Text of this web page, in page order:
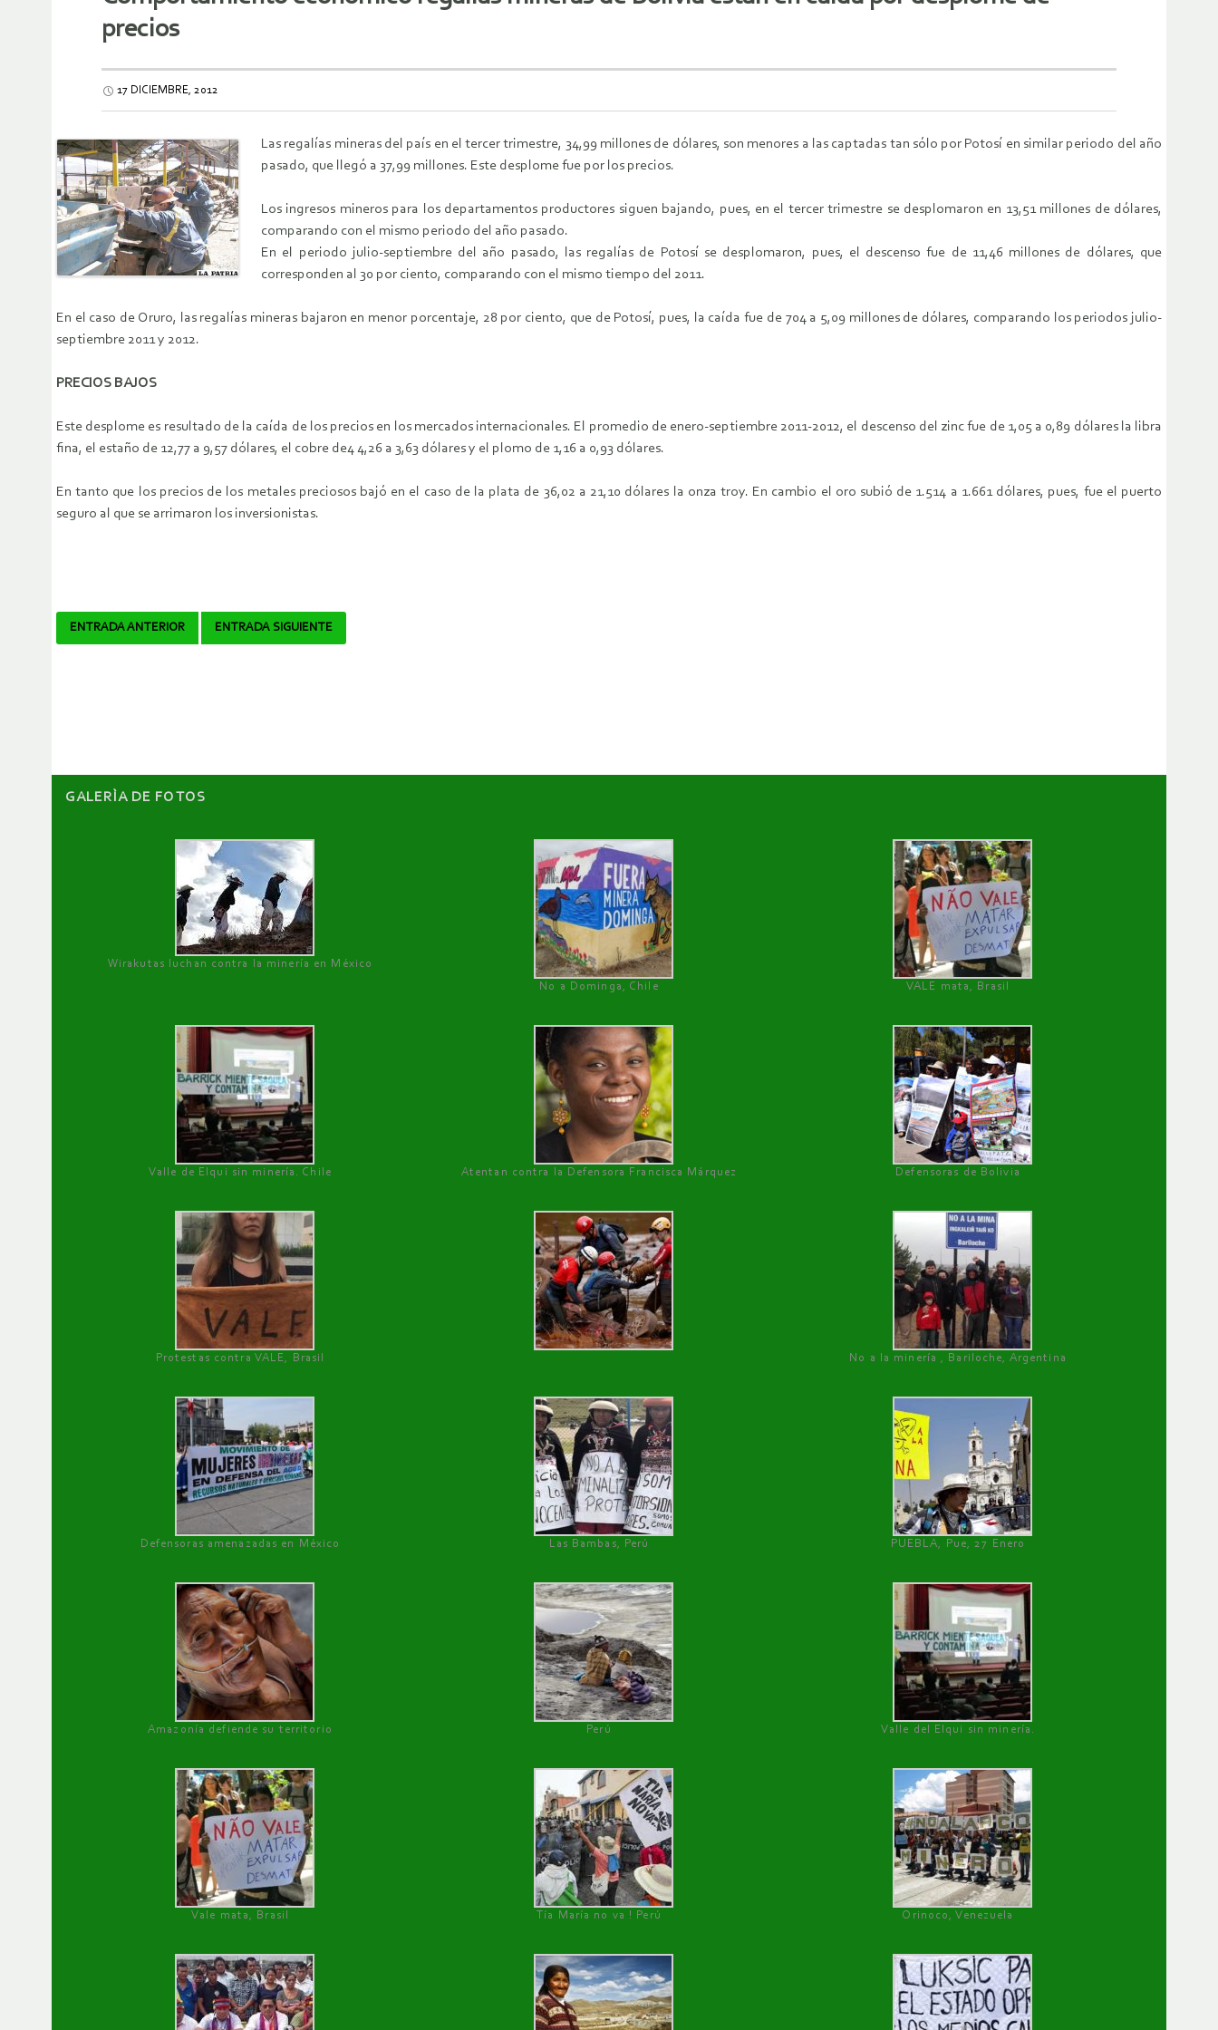
precios
17 DICIEMBRE, 2012
Las regalías mineras del país en el tercer trimestre, 34,99 millones de dólares, son menores a las captadas tan sólo por Potosí en similar periodo del año
pasado, que llegó a 37,99 millones. Este desplome fue por los precios.
Los ingresos mineros para los departamentos productores siguen bajando, pues, en el tercer trimestre se desplomaron en 13,51 millones de dólares,
comparando con el mismo periodo del año pasado.
En el periodo julio-septiembre del año pasado, las regalías de Potosí se desplomaron, pues, el descenso fue de 11,46 millones de dólares, que
corresponden al 30 por ciento, comparando con el mismo tiempo del 2011.
En el caso de Oruro, las regalías mineras bajaron en menor porcentaje, 28 por ciento, que de Potosí, pues, la caída fue de 704 a 5,09 millones de dólares, comparando los periodos julio-
septiembre 2011 y 2012.
PRECIOS BAJOS
Este desplome es resultado de la caída de los precios en los mercados internacionales. El promedio de enero-septiembre 2011-2012, el descenso del zinc fue de 1,05 a 0,89 dólares la libra
fina, el estaño de 12,77 a 9,57 dólares, el cobre de4 4,26 a 3,63 dólares y el plomo de 1,16 a 0,93 dólares.
En tanto que los precios de los metales preciosos bajó en el caso de la plata de 36,02 a 21,10 dólares la onza troy. En cambio el oro subió de 1.514 a 1.661 dólares, pues, fue el puerto
seguro al que se arrimaron los inversionistas.
Navegador
ENTRADA ANTERIOR ENTRADA SIGUIENTE
GALERÌA DE FOTOS
Wirakutas luchan contra la minería en México
No a Dominga, Chile
VALE mata, Brasil
Valle de Elqui sin minería. Chile Atentan contra la Defensora Francisca Márquez Defensoras de Bolivia
Protestas contra VALE, Brasil No a la minería , Bariloche, Argentina
Defensoras amenazadas en México Las Bambas, Perú PUEBLA, Pue, 27 Enero
Amazonía defiende su territorio Perú Valle del Elqui sin minería.
Vale mata, Brasil Tía María no va ! Perú Orinoco, Venezuela